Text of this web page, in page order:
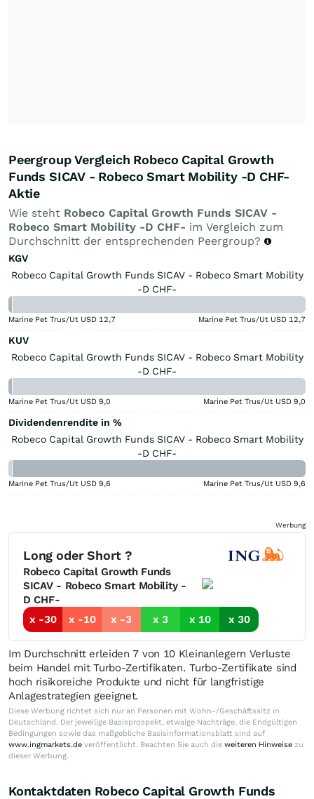
Peergroup Vergleich Robeco Capital Growth
Funds SICAV - Robeco Smart Mobility -D CHF-
Aktie
Wie steht Robeco Capital Growth Funds SICAV -
Robeco Smart Mobility -D CHF- im Vergleich zum
Durchschnitt der entsprechenden Peergroup?
KGV
Robeco Capital Growth Funds SICAV - Robeco Smart Mobility
-D CHF-
Marine Pet Trus/Ut USD 12,7 Marine Pet Trus/Ut USD 12,7
KUV
Robeco Capital Growth Funds SICAV - Robeco Smart Mobility
-D CHF-
Marine Pet Trus/Ut USD 9,0 Marine Pet Trus/Ut USD 9,0
Dividendenrendite in %
Robeco Capital Growth Funds SICAV - Robeco Smart Mobility
-D CHF-
Marine Pet Trus/Ut USD 9,6 Marine Pet Trus/Ut USD 9,6
Werbung
Long oder Short ?
Robeco Capital Growth Funds
SICAV - Robeco Smart Mobility -
D CHF-
x -30
x -10 x -3 x 3 x 10 x 30
Im Durchschnitt erleiden 7 von 10 Kleinanlegern Verluste
beim Handel mit Turbo-Zertifikaten. Turbo-Zertifikate sind
hoch risikoreiche Produkte und nicht für langfristige
Anlagestrategien geeignet.
Diese Werbung richtet sich nur an Personen mit Wohn-/Geschäftssitz in
Deutschland. Der jeweilige Basisprospekt, etwaige Nachträge, die Endgültigen
Bedingungen sowie das maßgebliche Basisinformationsblatt sind auf
www.ingmarkets.de veröffentlicht. Beachten Sie auch die weiteren Hinweise zu
dieser Werbung.
Kontaktdaten Robeco Capital Growth Funds